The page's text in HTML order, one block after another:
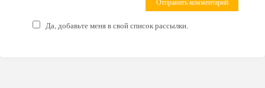
Да, добавьте меня в свой список рассылки.